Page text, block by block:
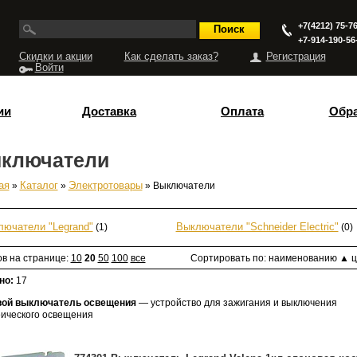
+7(4212) 75-
+7-914-190-
Скидки и акции Как сделать заказ?
Регистрация
Войти
Доставка Оплата
» Каталог» Электротовары» Выключатели
"Legrand" (1) Выключатели "Schneider Electric" (0)
на странице: 10 20 50 100 все Сортировать по: наименованию ▲
17
выключатель освещения— устройство для зажигания и выключения
освещения